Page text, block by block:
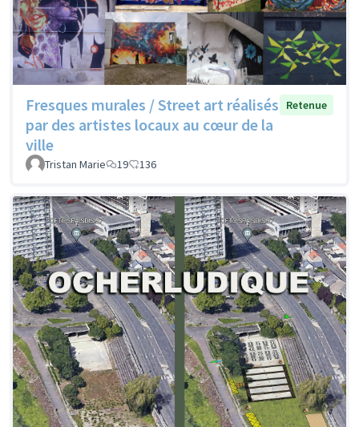
Fresques murales / Street art réalisés
par des artistes locaux au cœur de la
ville
Retenue
Tristan Marie 19 136